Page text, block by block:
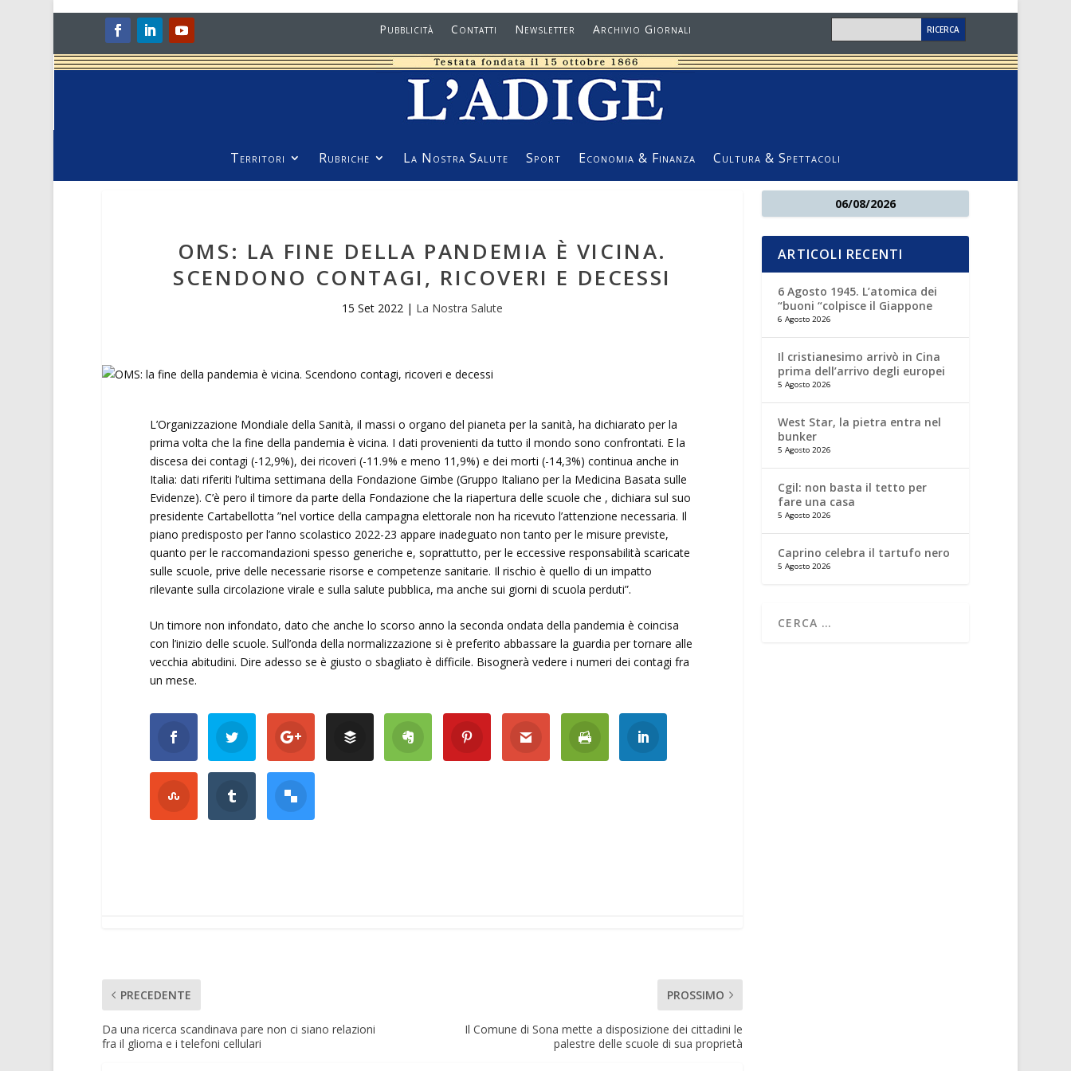
Pubblicità Contatti Newsletter Archivio Giornali
Territori Rubriche La Nostra Salute Sport Economia & Finanza Cultura & Spettacoli
OMS: LA FINE DELLA PANDEMIA È VICINA.
SCENDONO CONTAGI, RICOVERI E DECESSI
15 Set 2022| La Nostra Salute
L’Organizzazione Mondiale della Sanità, il massi o organo del pianeta per la sanità, ha dichiarato per la
prima volta che la fine della pandemia è vicina. I dati provenienti da tutto il mondo sono confrontati. E la
discesa dei contagi (-12,9%), dei ricoveri (-11.9% e meno 11,9%) e dei morti (-14,3%) continua anche in
Italia: dati riferiti l’ultima settimana della Fondazione Gimbe (Gruppo Italiano per la Medicina Basata sulle
Evidenze). C’è pero il timore da parte della Fondazione che la riapertura delle scuole che , dichiara sul suo
presidente Cartabellotta ”nel vortice della campagna elettorale non ha ricevuto l’attenzione necessaria. Il
piano predisposto per l’anno scolastico 2022-23 appare inadeguato non tanto per le misure previste,
quanto per le raccomandazioni spesso generiche e, soprattutto, per le eccessive responsabilità scaricate
sulle scuole, prive delle necessarie risorse e competenze sanitarie. Il rischio è quello di un impatto
rilevante sulla circolazione virale e sulla salute pubblica, ma anche sui giorni di scuola perduti”.
Un timore non infondato, dato che anche lo scorso anno la seconda ondata della pandemia è coincisa
con l’inizio delle scuole. Sull’onda della normalizzazione si è preferito abbassare la guardia per tornare alle
vecchia abitudini. Dire adesso se è giusto o sbagliato è difficile. Bisognerà vedere i numeri dei contagi fra
un mese.
PRECEDENTE
Da una ricerca scandinava pare non ci siano relazioni
fra il glioma e i telefoni cellulari
PROSSIMO
Il Comune di Sona mette a disposizione dei cittadini le
palestre delle scuole di sua proprietà
06/08/2026
ARTICOLI RECENTI
6 Agosto 1945. L’atomica dei
“buoni “colpisce il Giappone
6 Agosto 2026
Il cristianesimo arrivò in Cina
prima dell’arrivo degli europei
5 Agosto 2026
West Star, la pietra entra nel
bunker
5 Agosto 2026
Cgil: non basta il tetto per
fare una casa
5 Agosto 2026
Caprino celebra il tartufo nero
5 Agosto 2026